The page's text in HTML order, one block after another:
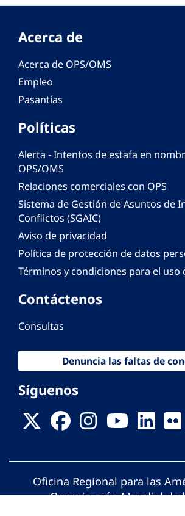
Acerca de
Acerca de OPS/OMS
Empleo
Pasantías
Políticas
Alerta - Intentos de estafa en
OPS/OMS
Relaciones comerciales con OPS
Sistema de Gestión de Asuntos de
Conflictos (SGAIC)
Aviso de privacidad
Política de protección de datos
Términos y condiciones para el uso
Contáctenos
Consultas
Denuncia las faltas de
Síguenos
Oficina Regional para las
Organización Mundial de